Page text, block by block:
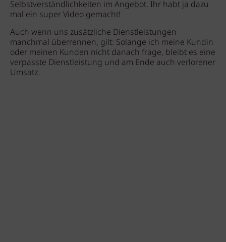
Selbstverständlichkeiten im Angebot. Ihr habt ja dazu
mal ein super Video gemacht!
Auch wenn uns zusätzliche Dienstleistungen
manchmal überrennen, gilt: Solange ich meine Kundin
oder meinen Kunden nicht danach frage, bleibt es eine
verpasste Dienstleistung und am Ende auch verlorener
Umsatz.